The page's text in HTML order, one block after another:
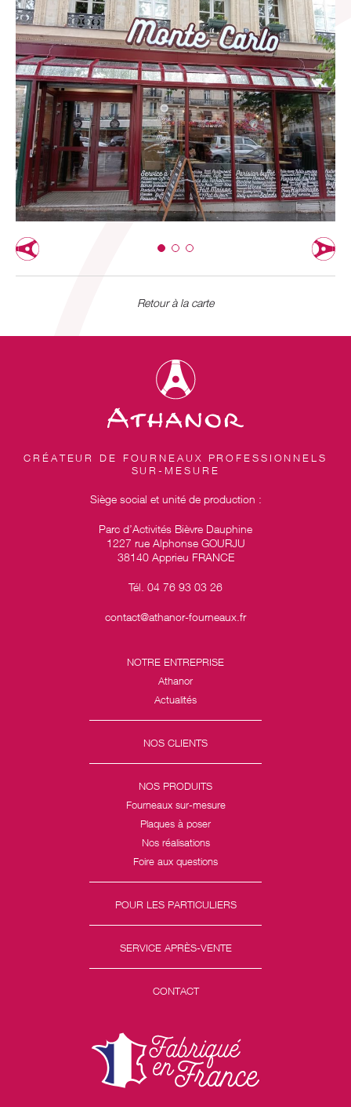
Retour à la carte
CRÉATEUR DE FOURNEAUX PROFESSIONNELS
SUR-MESURE
Siège social et unité de production :
Parc d’Activités Bièvre Dauphine
1227 rue Alphonse GOURJU
38140 Apprieu FRANCE
Tél. 04 76 93 03 26
contact@athanor-fourneaux.fr
NOTRE ENTREPRISE
Athanor
Actualités
NOS CLIENTS
NOS PRODUITS
Fourneaux sur-mesure
Plaques à poser
Nos réalisations
Foire aux questions
POUR LES PARTICULIERS
SERVICE APRÈS-VENTE
CONTACT